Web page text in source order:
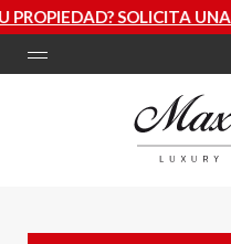
UNA VALORACIÓN